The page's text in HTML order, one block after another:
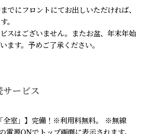
でにフロントにてお出しいただければ、
。
スはございません。またお盆、年末年始
ます。予めご了承ください。
ービス
全室」】完備！※利用料無料。 ※無線
源ONでトップ画面に表示されます。